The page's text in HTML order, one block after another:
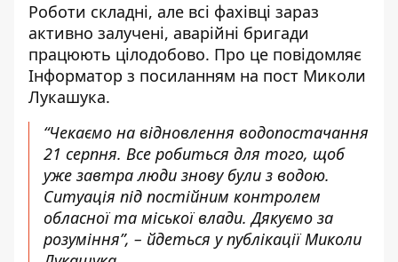
Роботи складні, але всі фахівці зараз
активно залучені, аварійні бригади
працюють цілодобово. Про це повідомляє
Інформатор з посиланням на пост Миколи
Лукашука.
“Чекаємо на відновлення водопостачання
21 серпня. Все робиться для того, щоб
уже завтра люди знову були з водою.
Ситуація під постійним контролем
обласної та міської влади. Дякуємо за
розуміння”, – йдеться у публікації Миколи